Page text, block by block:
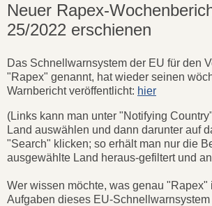
Neuer Rapex-
25/2022 erschienen
Das Schnellwarnsystem der EU für den
"Rapex" genannt, hat wieder seinen
Warnbericht veröffentlicht: hier
(Links kann man unter "Notifying
Land auswählen und dann darunter auf
"Search" klicken; so erhält man nur die
ausgewählte Land heraus-gefiltert und
Wer wissen möchte, was genau "Rapex"
Aufgaben dieses EU-Schnellwarnsystem